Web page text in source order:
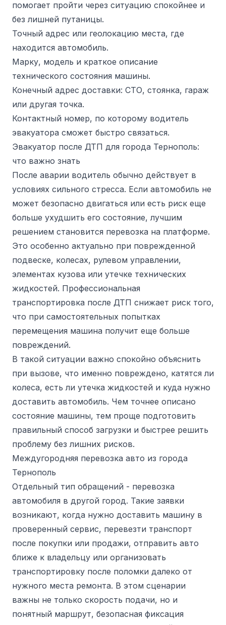
помогает пройти через ситуацию спокойнее и
без лишней путаницы.
Точный адрес или геолокацию места, где
находится автомобиль.
Марку, модель и краткое описание
технического состояния машины.
Конечный адрес доставки: СТО, стоянка, гараж
или другая точка.
Контактный номер, по которому водитель
эвакуатора сможет быстро связаться.
Эвакуатор после ДТП для города Тернополь:
что важно знать
После аварии водитель обычно действует в
условиях сильного стресса. Если автомобиль не
может безопасно двигаться или есть риск еще
больше ухудшить его состояние, лучшим
решением становится перевозка на платформе.
Это особенно актуально при поврежденной
подвеске, колесах, рулевом управлении,
элементах кузова или утечке технических
жидкостей. Профессиональная
транспортировка после ДТП снижает риск того,
что при самостоятельных попытках
перемещения машина получит еще больше
повреждений.
В такой ситуации важно спокойно объяснить
при вызове, что именно повреждено, катятся ли
колеса, есть ли утечка жидкостей и куда нужно
доставить автомобиль. Чем точнее описано
состояние машины, тем проще подготовить
правильный способ загрузки и быстрее решить
проблему без лишних рисков.
Междугородняя перевозка авто из города
Тернополь
Отдельный тип обращений - перевозка
автомобиля в другой город. Такие заявки
возникают, когда нужно доставить машину в
проверенный сервис, перевезти транспорт
после покупки или продажи, отправить авто
ближе к владельцу или организовать
транспортировку после поломки далеко от
нужного места ремонта. В этом сценарии
важны не только скорость подачи, но и
понятный маршрут, безопасная фиксация